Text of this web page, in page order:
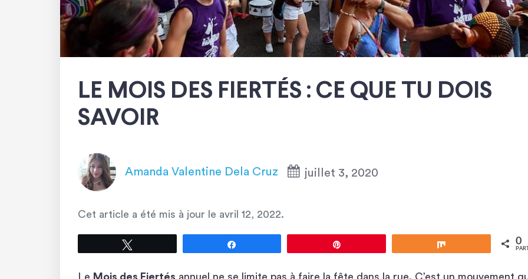
LE MOIS DES FIERTÉS : CE QUE TU DOIS
SAVOIR
Amanda Valentine Dela Cruz juillet 3, 2020
Cet article a été mis à jour le avril 12, 2022.
0
Le Mois des Fiertés annuel ne se limite pas à faire la fête dans la rue. C’est un mouvement